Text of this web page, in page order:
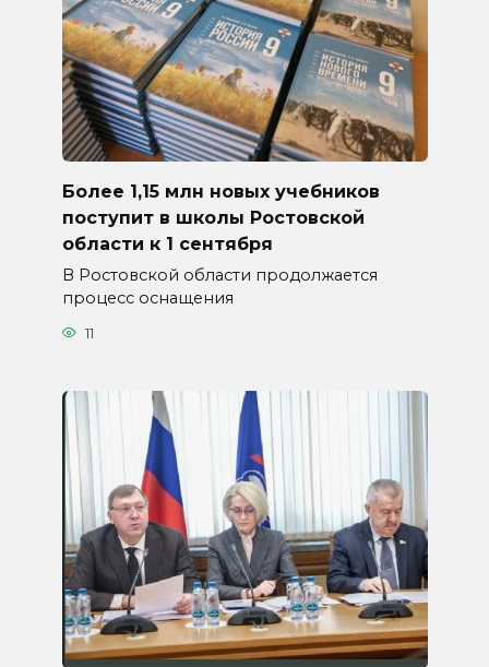
Более 1,15 млн новых учебников
поступит в школы Ростовской
области к 1 сентября
В Ростовской области продолжается
процесс оснащения
11